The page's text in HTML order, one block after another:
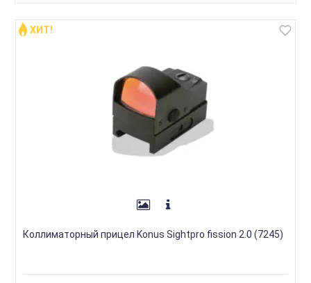
ХИТ!
Коллиматорный прицел Konus Sightpro fission 2.0 (7245)